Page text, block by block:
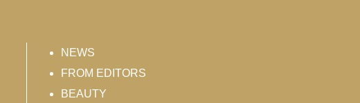
NEWS
FROM EDITORS
BEAUTY